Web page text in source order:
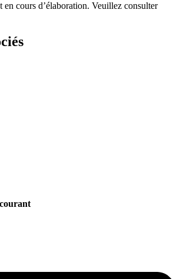
en cours d’élaboration. Veuillez consulter